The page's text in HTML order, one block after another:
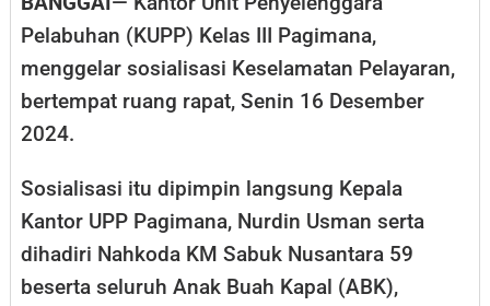
Pelabuhan (KUPP) Kelas III Pagimana,
menggelar sosialisasi Keselamatan Pelayaran,
bertempat ruang rapat, Senin 16 Desember
2024.
Sosialisasi itu dipimpin langsung Kepala
Kantor UPP Pagimana, Nurdin Usman serta
dihadiri Nahkoda KM Sabuk Nusantara 59
beserta seluruh Anak Buah Kapal (ABK),